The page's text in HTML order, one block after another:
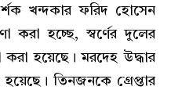
খন্দকার ফরিদ হোসেন
করা হচ্ছে, স্বর্ণের দুলের
হয়েছে। মরদেহ উদ্ধার
তিনজনকে গ্রেপ্তার